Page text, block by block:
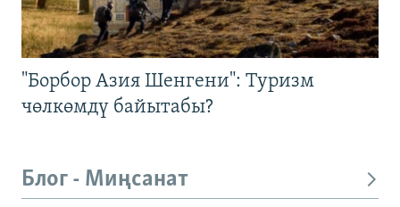
"Борбор Азия Шенгени": Туризм
чөлкөмдү байытабы?
Блог - Миңсанат